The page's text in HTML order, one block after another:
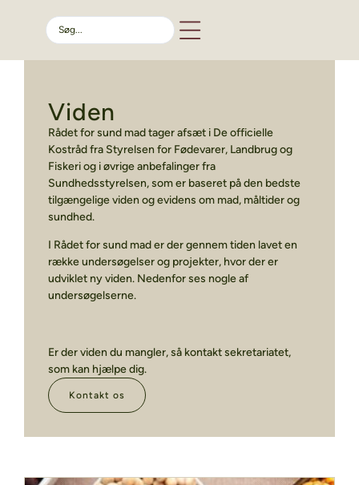
Viden
Rådet for sund mad tager afsæt i De officielle
Kostråd fra Styrelsen for Fødevarer, Landbrug og
Fiskeri og i øvrige anbefalinger fra
Sundhedsstyrelsen, som er baseret på den bedste
tilgængelige viden og evidens om mad, måltider og
sundhed.
I Rådet for sund mad er der gennem tiden lavet en
række undersøgelser og projekter, hvor der er
udviklet ny viden. Nedenfor ses nogle af
undersøgelserne.
Er der viden du mangler, så kontakt sekretariatet,
som kan hjælpe dig.
Kontakt os